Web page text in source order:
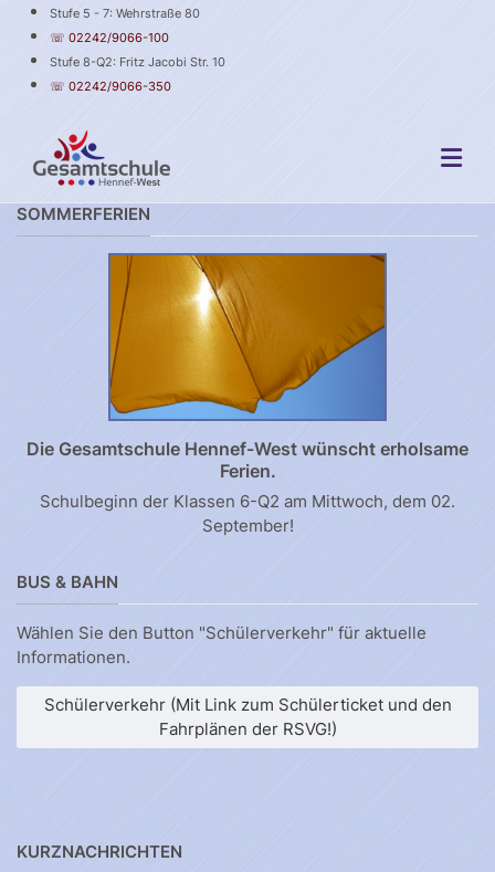
Stufe 5 - 7: Wehrstraße 80
☏ 02242/9066-100
Stufe 8-Q2: Fritz Jacobi Str. 10
☏ 02242/9066-350
SOMMERFERIEN
Die Gesamtschule Hennef-West wünscht erholsame
Ferien.
Schulbeginn der Klassen 6-Q2 am Mittwoch, dem 02.
September!
BUS & BAHN
Wählen Sie den Button "Schülerverkehr" für aktuelle
Informationen.
Schülerverkehr (Mit Link zum Schülerticket und den
Fahrplänen der RSVG!)
KURZNACHRICHTEN